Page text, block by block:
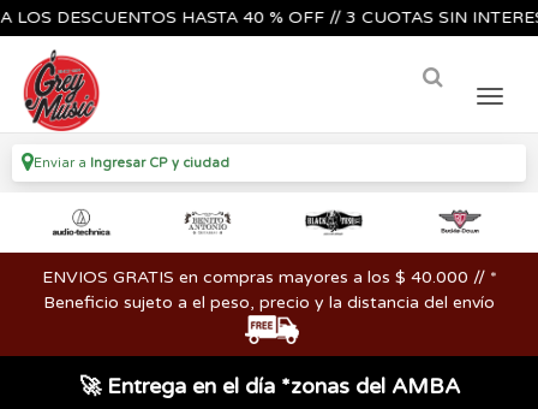
DESCUENTOS HASTA 40 % OFF // 3 CUOTAS SIN
Enviar a Ingresar CP y ciudad
ENVIOS GRATIS en compras mayores a los $ 40.000 // *
Beneficio sujeto a el peso, precio y la distancia del envío
🚀 Entrega en el día *zonas del AMBA